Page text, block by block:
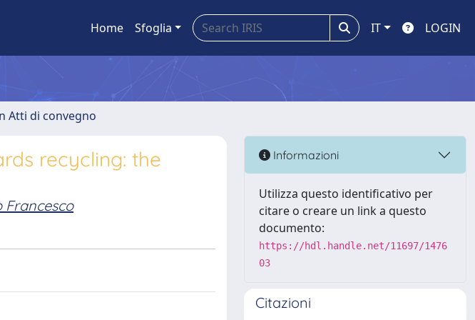
Home Sfoglia IT LOGIN
Atti di convegno
recycling: the
Francesco
Informazioni
Utilizza questo identificativo per
citare o creare un link a questo
documento:
https://hdl.handle.net/11697/1476
03
Citazioni